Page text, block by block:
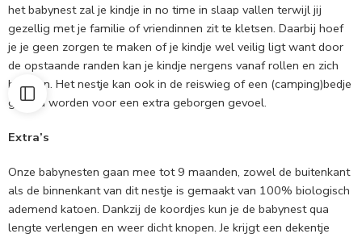
het babynest zal je kindje in no time in slaap vallen terwijl jij
gezellig met je familie of vriendinnen zit te kletsen. Daarbij hoef
je je geen zorgen te maken of je kindje wel veilig ligt want door
de opstaande randen kan je kindje nergens vanaf rollen en zich
bezeren. Het nestje kan ook in de reiswieg of een (camping)bedje
gelegd worden voor een extra geborgen gevoel.
Extra’s
Onze babynesten gaan mee tot 9 maanden, zowel de buitenkant
als de binnenkant van dit nestje is gemaakt van 100% biologisch
ademend katoen. Dankzij de koordjes kun je de babynest qua
lengte verlengen en weer dicht knopen. Je krijgt een dekentje